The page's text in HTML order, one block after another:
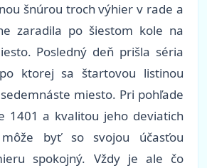
šnúrou troch výhier v rade a
zaradila po šiestom kole na
Posledný deň prišla séria
ktorej sa štartovou listinou
miesto. Pri pohľade
1401 a kvalitou jeho deviatich
byť so svojou účasťou
spokojný. Vždy je ale čo